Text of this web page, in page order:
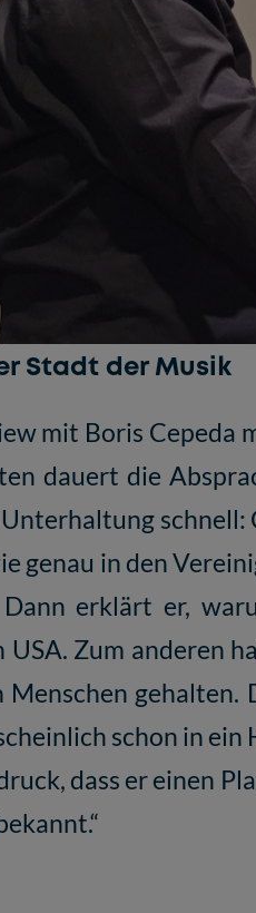
Stadt der Musik
mit Boris Cepeda
dauert die
genau in den
erklärt er,
Zum anderen
gehalten.
schon in ein
dass er einen